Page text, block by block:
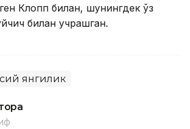
Клопп билан, шунингдек ўз
билан учрашган.
янгилик